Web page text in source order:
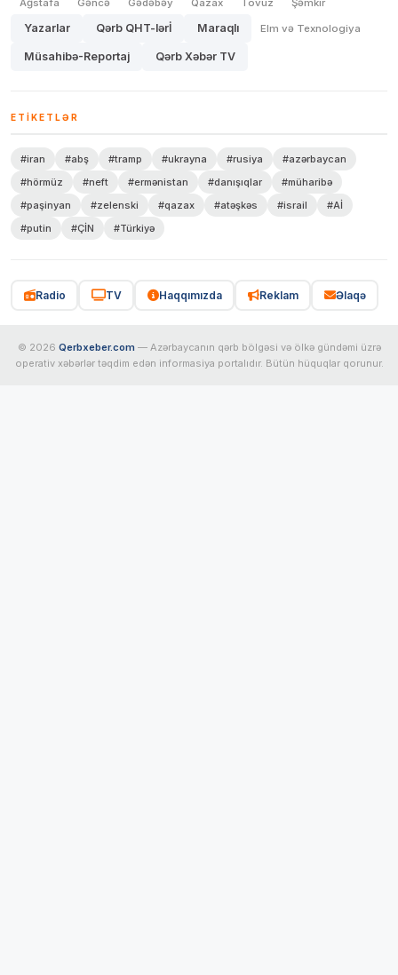
Yazarlar Qərb QHT-lərİ Maraqlı Elm və Texnologiya
Müsahibə-Reportaj Qərb Xəbər TV
ETIKETLƏR
#iran #abş #tramp #ukrayna #rusiya
#azərbaycan
#hörmüz
#neft #ermənistan #danışıqlar
#müharibə
#paşinyan
#zelenski #qazax #atəşkəs #israil
#Aİ
#putin
#ÇİN #Türkiyə
Radio TV Haqqımızda Reklam Əlaqə
© 2026 Qerbxeber.com — Azərbaycanın qərb bölgəsi və ölkə gündəmi üzrə
operativ xəbərlər təqdim edən informasiya portalıdır. Bütün hüquqlar qorunur.